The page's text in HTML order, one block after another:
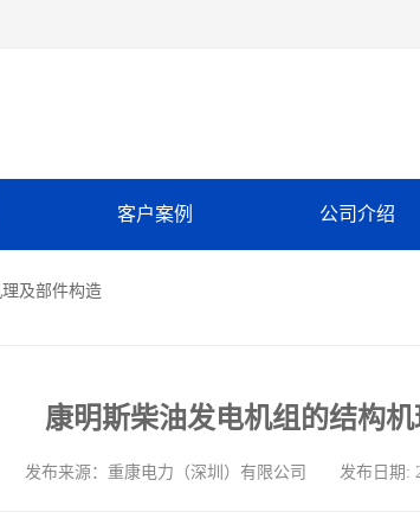
客户案例 公司介绍
及部件构造
康明斯柴油发电机组的结构
发布来源：重康电力（深圳）有限公司 发布日期